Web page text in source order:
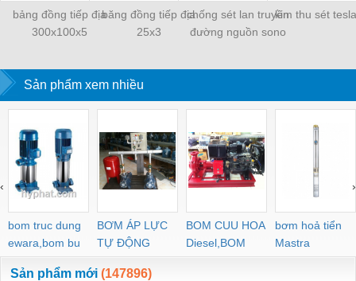
bảng đồng tiếp địa
300x100x5
băng đồng tiếp địa
25x3
chống sét lan truyền
đường nguồn sono
kim thu sét
Sản phẩm xem nhiều
bom truc dung
ewara,bom bu
ewara
BƠM ÁP LỰC
TỰ ĐỘNG
BOM CUU HOA
Diesel,BOM
CHUA CHAY
bơm hoả tiển
Mastra
‹ ›
Sản phẩm mới (147896)